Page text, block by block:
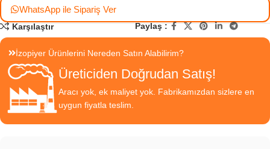
WhatsApp ile Sipariş Ver
Karşılaştır Paylaş :
İzopiyer Ürünlerini Nereden Satın Alabilirim?
Üreticiden Doğrudan Satış!
Aracı yok, ek maliyet yok. Fabrikamızdan sizlere en
uygun fiyatla teslim.